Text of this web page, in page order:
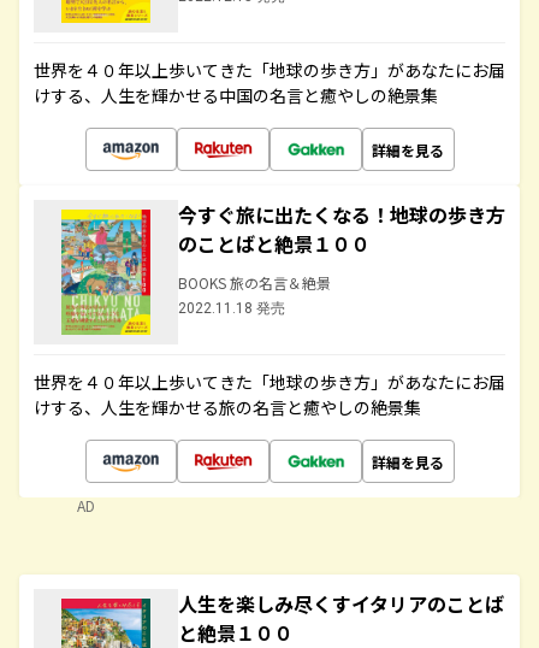
世界を４０年以上歩いてきた「地球の歩き方」があなたにお届
けする、人生を輝かせる中国の名言と癒やしの絶景集
詳細を見る
今すぐ旅に出たくなる！地球の歩き方
のことばと絶景１００
BOOKS 旅の名言＆絶景
2022.11.18 発売
世界を４０年以上歩いてきた「地球の歩き方」があなたにお届
けする、人生を輝かせる旅の名言と癒やしの絶景集
詳細を見る
AD
人生を楽しみ尽くすイタリアのことば
と絶景１００